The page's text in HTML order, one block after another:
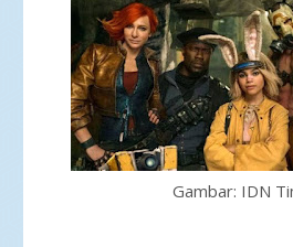
Gambar: IDN